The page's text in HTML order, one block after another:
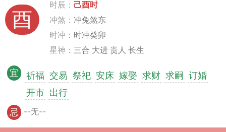
酉
时辰： 己酉时
冲煞： 冲兔煞东
时冲： 时冲癸卯
星神： 三合 大进 贵人 长生
宜 祈福 交易 祭祀 安床 嫁娶 求财 求嗣 订婚
开市 出行
忌 --无--